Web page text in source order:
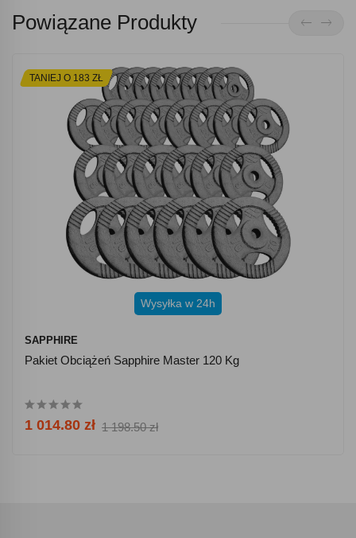
Powiązane Produkty
TANIEJ O 183 ZŁ
Wysyłka w 24h
SAPPHIRE
Pakiet Obciążeń Sapphire Master 120 Kg
1 014.80 zł 1 198.50 zł